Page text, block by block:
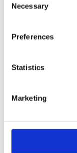
Selection
Necessary
Preferences
Statistics
Marketing